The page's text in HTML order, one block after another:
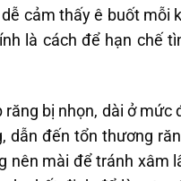
cảm thấy ê buốt mỗi
là cách để hạn chế
răng bị nhọn, dài ở mức
dẫn đến tổn thương
nên mài để tránh xâm